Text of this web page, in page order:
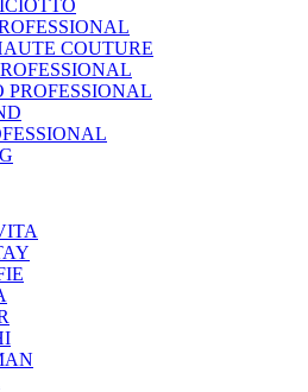
COUTURE
PROFESSIONAL